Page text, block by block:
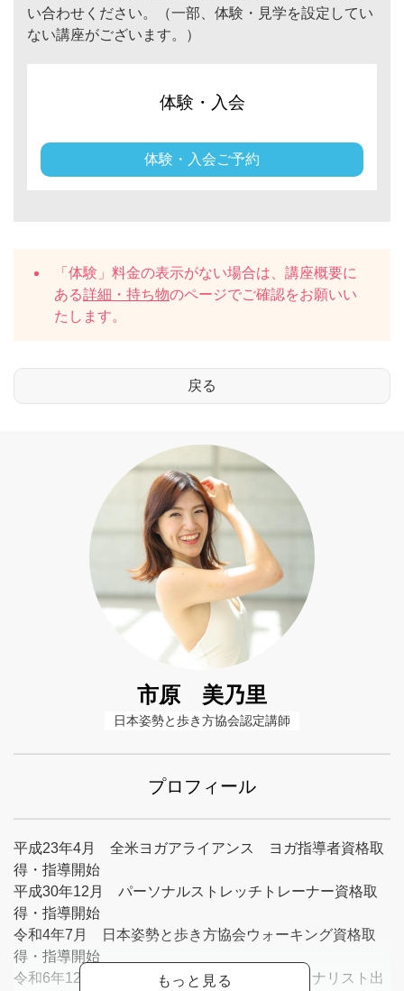
い合わせください。（一部、体験・見学を設定してい
ない講座がございます。）
体験・入会
体験・入会ご予約
「体験」料金の表示がない場合は、講座概要に
ある詳細・持ち物のページでご確認をお願いい
たします。
市原 美乃里
日本姿勢と歩き方協会認定講師
プロフィール
平成23年4月 全米ヨガアライアンス ヨガ指導者資格取
得・指導開始
平成30年12月 パーソナルストレッチトレーナー資格取
得・指導開始
令和4年7月 日本姿勢と歩き方協会ウォーキング資格取
得・指導開始
令和6年12月 ウォーキングコンテストファイナリスト出